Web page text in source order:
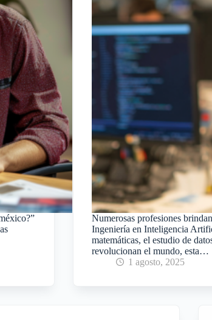
Numerosas profesiones
Ingeniería en Inteligencia
matemáticas, el estudio de
revolucionan el mundo, esta…
1 agosto, 2025